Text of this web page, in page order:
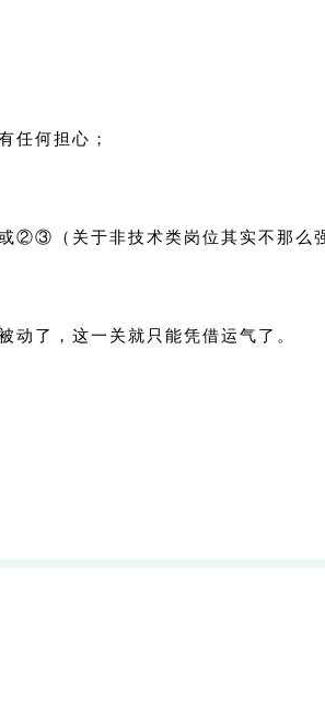
何担心；
（关于非技术类岗位其实不那么
动了，这一关就只能凭借运气了。